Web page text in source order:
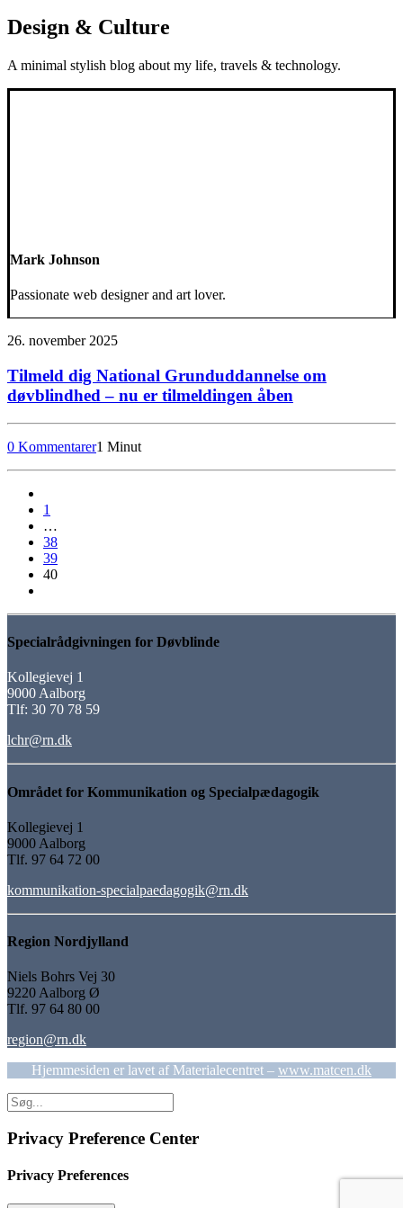
Design & Culture
A minimal stylish blog about my life, travels & technology.
Mark Johnson
Passionate web designer and art lover.
26. november 2025
Tilmeld dig National Grunduddannelse om
døvblindhed – nu er tilmeldingen åben
0 Kommentarer1 Minut
1
…
38
39
40
Specialrådgivningen for Døvblinde
Kollegievej 1
9000 Aalborg
Tlf: 30 70 78 59
lchr@rn.dk
Området for Kommunikation og Specialpædagogik
Kollegievej 1
9000 Aalborg
Tlf. 97 64 72 00
kommunikation-specialpaedagogik@rn.dk
Region Nordjylland
Niels Bohrs Vej 30
9220 Aalborg Ø
Tlf. 97 64 80 00
region@rn.dk
Hjemmesiden er lavet af Materialecentret – www.matcen.dk
Privacy Preference Center
Privacy Preferences